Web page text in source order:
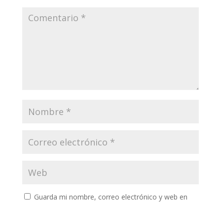
Guarda mi nombre, correo electrónico y web en